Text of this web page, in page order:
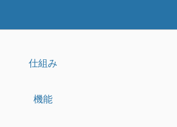
仕組み
機能